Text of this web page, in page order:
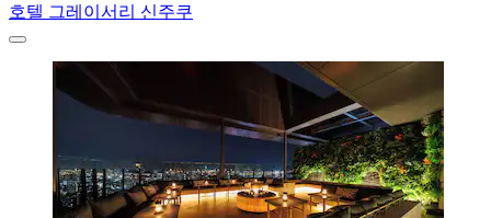
호텔 그레이서리 신주쿠